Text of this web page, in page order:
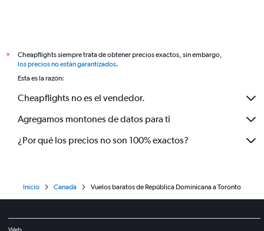
*
Cheapflights siempre trata de obtener precios exactos, sin embargo,
los precios no están garantizados.
Esta es la razón:
Cheapflights no es el vendedor.
Agregamos montones de datos para ti
¿Por qué los precios no son 100% exactos?
Inicio Canadá Vuelos baratos de República Dominicana a Toronto